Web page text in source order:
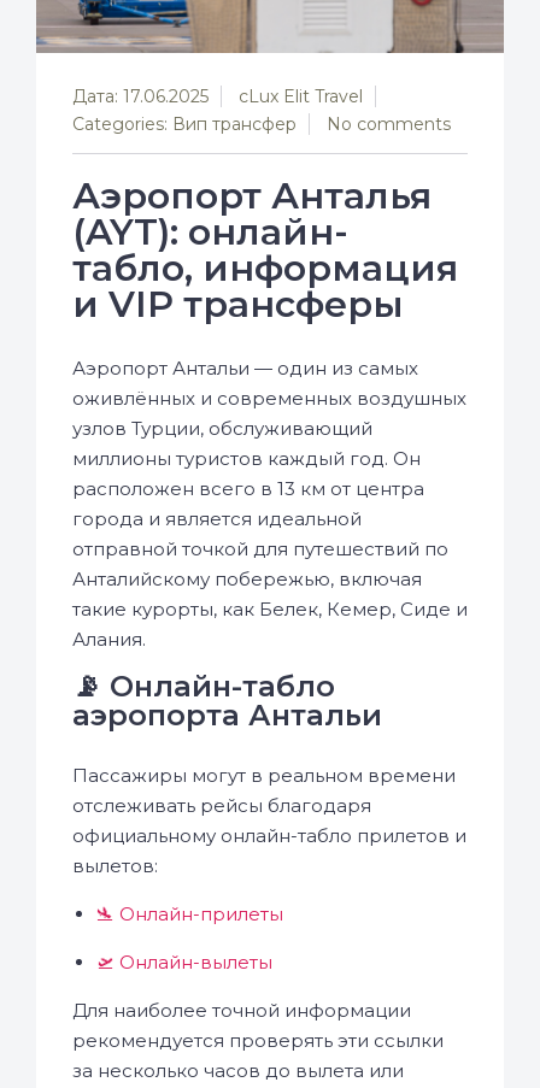
Дата: 17.06.2025 сLux Elit Travel
Categories: Вип трансфер No comments
Аэропорт Анталья
(AYT): онлайн-
табло, информация
и VIP трансферы
Аэропорт Антальи — один из самых
оживлённых и современных воздушных
узлов Турции, обслуживающий
миллионы туристов каждый год. Он
расположен всего в 13 км от центра
города и является идеальной
отправной точкой для путешествий по
Анталийскому побережью, включая
такие курорты, как Белек, Кемер, Сиде и
Алания.
📡 Онлайн-табло
аэропорта Антальи
Пассажиры могут в реальном времени
отслеживать рейсы благодаря
официальному онлайн-табло прилетов и
вылетов:
🛬 Онлайн-прилеты
🛫 Онлайн-вылеты
Для наиболее точной информации
рекомендуется проверять эти ссылки
за несколько часов до вылета или